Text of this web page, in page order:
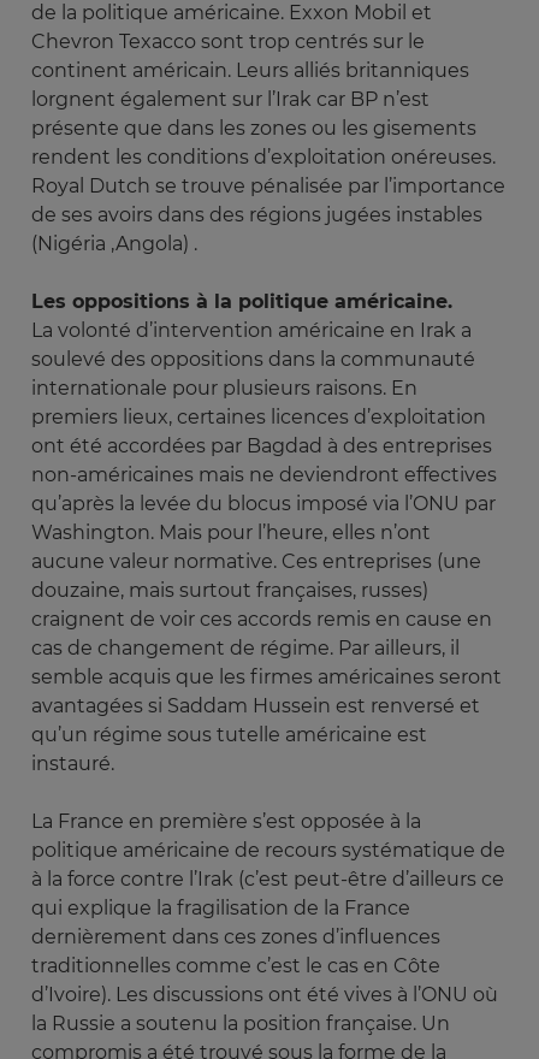
de la politique américaine. Exxon Mobil et
Chevron Texacco sont trop centrés sur le
continent américain. Leurs alliés britanniques
lorgnent également sur l’Irak car BP n’est
présente que dans les zones ou les gisements
rendent les conditions d’exploitation onéreuses.
Royal Dutch se trouve pénalisée par l’importance
de ses avoirs dans des régions jugées instables
(Nigéria ,Angola) .
Les oppositions à la politique américaine.
La volonté d’intervention américaine en Irak a
soulevé des oppositions dans la communauté
internationale pour plusieurs raisons. En
premiers lieux, certaines licences d’exploitation
ont été accordées par Bagdad à des entreprises
non-américaines mais ne deviendront effectives
qu’après la levée du blocus imposé via l’ONU par
Washington. Mais pour l’heure, elles n’ont
aucune valeur normative. Ces entreprises (une
douzaine, mais surtout françaises, russes)
craignent de voir ces accords remis en cause en
cas de changement de régime. Par ailleurs, il
semble acquis que les firmes américaines seront
avantagées si Saddam Hussein est renversé et
qu’un régime sous tutelle américaine est
instauré.
La France en première s’est opposée à la
politique américaine de recours systématique de
à la force contre l’Irak (c’est peut-être d’ailleurs ce
qui explique la fragilisation de la France
dernièrement dans ces zones d’influences
traditionnelles comme c’est le cas en Côte
d’Ivoire). Les discussions ont été vives à l’ONU où
la Russie a soutenu la position française. Un
compromis a été trouvé sous la forme de la